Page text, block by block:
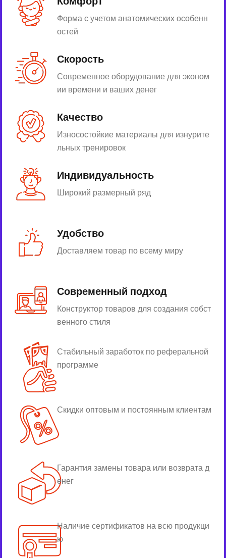
Форма с учетом анатомических особенн
остей
Скорость
Современное оборудование для эконом
ии времени и ваших денег
Качество
Износостойкие материалы для изнурите
льных тренировок
Индивидуальность
Широкий размерный ряд
Удобство
Доставляем товар по всему миру
Современный подход
Конструктор товаров для создания собст
венного стиля
Стабильный заработок по реферальной
программе
Скидки оптовым и постоянным клиентам
Гарантия замены товара или возврата д
енег
Наличие сертификатов на всю продукци
ю